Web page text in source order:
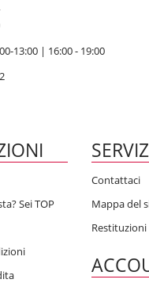
13:00 | 16:00 - 19:00
Sei TOP
Contattaci
Mappa del
Restituzioni